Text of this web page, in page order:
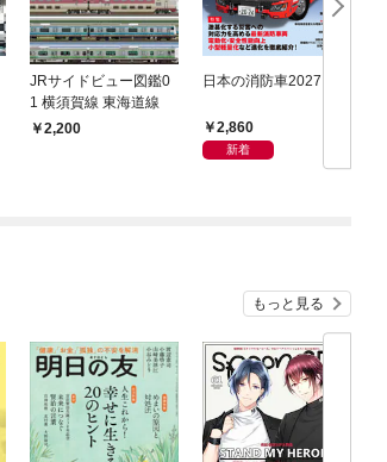
JRサイドビュー図鑑0
1 横須賀線 東海道線
2,200
日本の消防車2027
2,860
新着
もっと見る